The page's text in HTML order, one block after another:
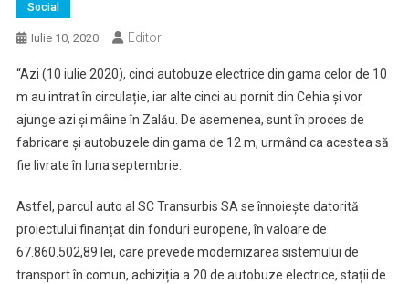
Social
Iulie 10, 2020 Editor
“Azi (10 iulie 2020), cinci autobuze electrice din gama celor de 10
m au intrat în circulație, iar alte cinci au pornit din Cehia și vor
ajunge azi și mâine în Zalău. De asemenea, sunt în proces de
fabricare și autobuzele din gama de 12 m, urmând ca acestea să
fie livrate în luna septembrie.
Astfel, parcul auto al SC Transurbis SA se înnoiește datorită
proiectului finanțat din fonduri europene, în valoare de
67.860.502,89 lei, care prevede modernizarea sistemului de
transport în comun, achiziția a 20 de autobuze electrice, stații de